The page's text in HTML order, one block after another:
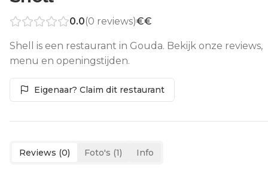
0.0(0 reviews)€€
Shell is een restaurant in Gouda. Bekijk onze reviews,
menu en openingstijden.
Eigenaar? Claim dit restaurant
Reviews (0) Foto's (1) Info